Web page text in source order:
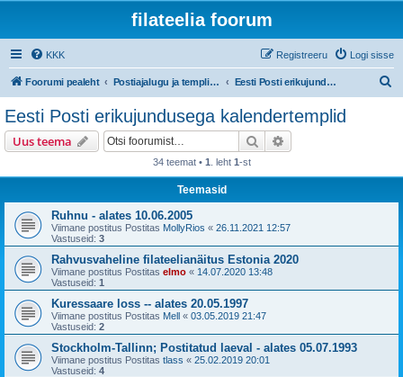
filateelia foorum
KKK Logi sisse
Registreeru
Foorumi pealeht Postiajalugu ja templijäljendite kogumine Eesti Posti erikujundusega kalendertemplid
Eesti Posti erikujundusega kalendertemplid
Uus teema Otsi
34 teemat • 1 . leht 1-st
Teemasid
Ruhnu - alates 10.06.2005
Viimane postitus Postitas MollyRios « 26.11.2021 12:57
Vastuseid: 3
Rahvusvaheline filateelianäitus Estonia 2020
Viimane postitus Postitas elmo « 14.07.2020 13:48
Vastuseid: 1
Kuressaare loss -- alates 20.05.1997
Viimane postitus Postitas Mell « 03.05.2019 21:47
Vastuseid: 2
Stockholm-Tallinn; Postitatud laeval - alates 05.07.1993
Viimane postitus Postitas tlass « 25.02.2019 20:01
Vastuseid: 4